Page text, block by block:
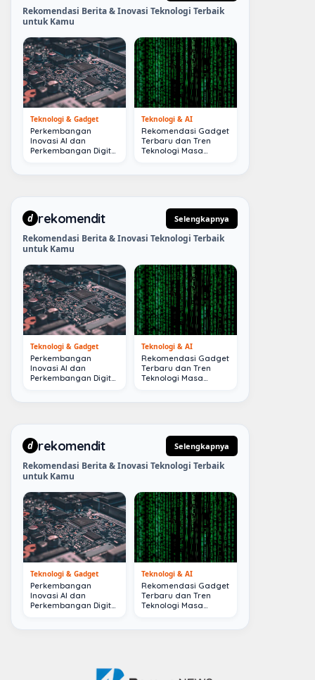
Rekomendasi Berita & Inovasi Teknologi Terbaik
untuk Kamu
Teknologi & Gadget
Perkembangan
Inovasi AI dan
Perkembangan Digital
Teknologi & AI
Rekomendasi Gadget
Terbaru dan Tren
Teknologi Masa
d rekomendit Selengkapnya
Rekomendasi Berita & Inovasi Teknologi Terbaik
untuk Kamu
Teknologi & Gadget
Perkembangan
Inovasi AI dan
Perkembangan Digital
Teknologi & AI
Rekomendasi Gadget
Terbaru dan Tren
Teknologi Masa
d rekomendit Selengkapnya
Rekomendasi Berita & Inovasi Teknologi Terbaik
untuk Kamu
Teknologi & Gadget
Perkembangan
Inovasi AI dan
Perkembangan Digital
Teknologi & AI
Rekomendasi Gadget
Terbaru dan Tren
Teknologi Masa